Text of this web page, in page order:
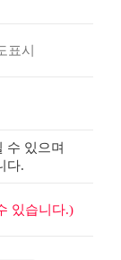
표시
수 있으며
다.
있습니다.)